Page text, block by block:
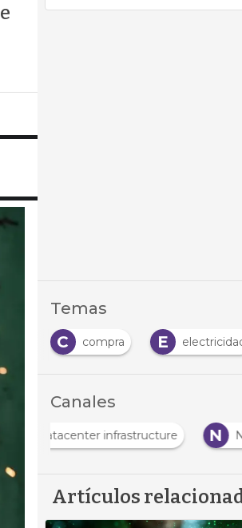
Temas
C compra E
Canales
Datacenter infrastructure N
Artículos